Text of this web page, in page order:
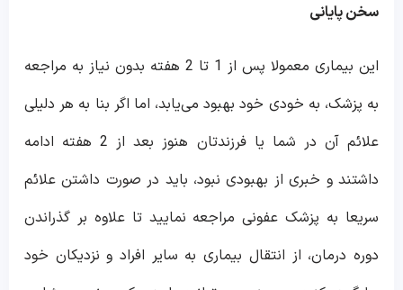
سخن پایانی
این بیماری معمولا پس از 1 تا 2 هفته بدون نیاز به مراجعه
به پزشک، به خودی خود بهبود می‌یابد، اما اگر بنا به هر دلیلی
علائم آن در شما یا فرزندتان هنوز بعد از 2 هفته ادامه
داشتند و خبری از بهبودی نبود، باید در صورت داشتن علائم
سریعا به پزشک عفونی مراجعه نمایید تا علاوه بر گذراندن
دوره درمان، از انتقال بیماری به سایر افراد و نزدیکان خود